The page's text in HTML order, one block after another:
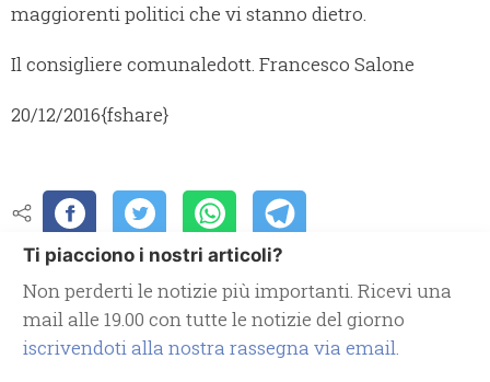
maggiorenti politici che vi stanno dietro.
Il consigliere comunaledott. Francesco Salone
20/12/2016{fshare}
Ti piacciono i nostri articoli?
Non perderti le notizie più importanti. Ricevi una
mail alle 19.00 con tutte le notizie del giorno
iscrivendoti alla nostra rassegna via email.